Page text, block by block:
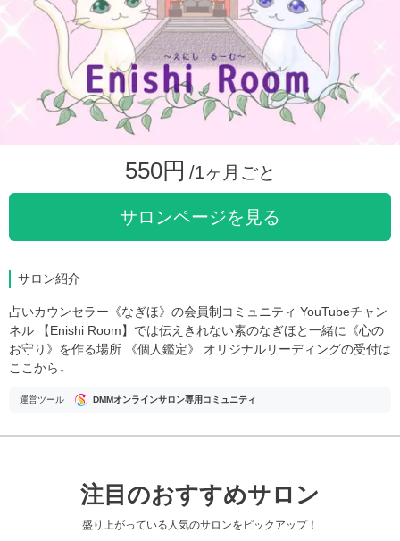
550円 /1ヶ月ごと
サロンページを見る
サロン紹介
占いカウンセラー《なぎほ》の会員制コミュニティ YouTubeチャン
ネル 【Enishi Room】では伝えきれない素のなぎほと一緒に《心の
お守り》を作る場所 《個人鑑定》 オリジナルリーディングの受付は
ここから↓
運営ツール DMMオンラインサロン専用コミュニティ
注目のおすすめサロン
盛り上がっている人気のサロンをピックアップ！